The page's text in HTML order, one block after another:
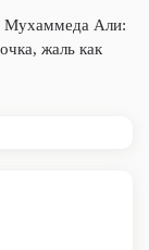
Мухаммеда Али:
жаль как